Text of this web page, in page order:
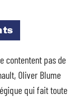
contentent pas de
Oliver Blume
qui fait toute